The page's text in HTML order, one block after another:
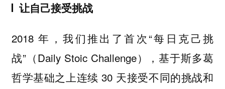
让自己接受挑战
2018 年，我们推出了首次“每日克己挑
战”（Daily Stoic Challenge），基于斯多葛
哲学基础之上连续 30 天接受不同的挑战和